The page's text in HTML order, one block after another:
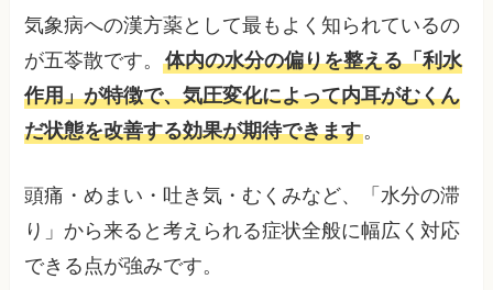
気象病への漢方薬として最もよく知られているの
が五苓散です。体内の水分の偏りを整える「利水
作用」が特徴で、気圧変化によって内耳がむくん
だ状態を改善する効果が期待できます。
頭痛・めまい・吐き気・むくみなど、「水分の滞
り」から来ると考えられる症状全般に幅広く対応
できる点が強みです。